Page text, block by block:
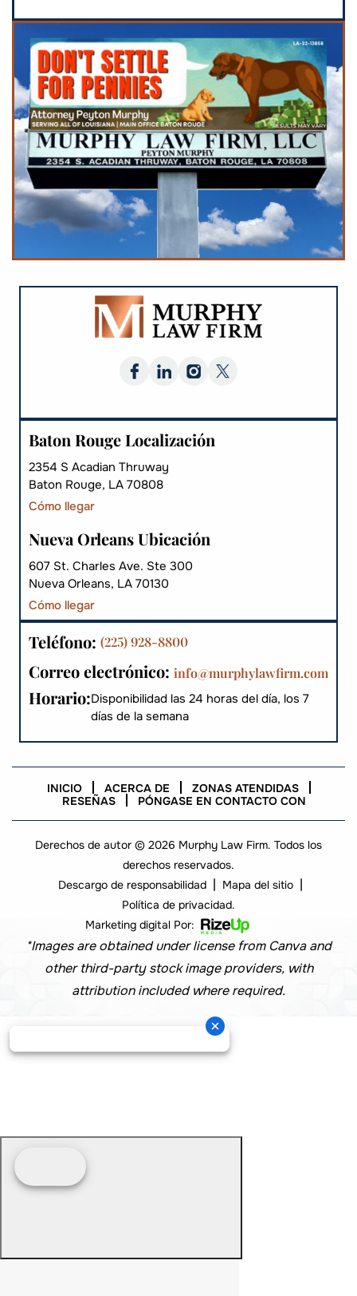
Baton Rouge Localización
2354 S Acadian Thruway
Baton Rouge, LA 70808
Cómo llegar
Nueva Orleans Ubicación
607 St. Charles Ave. Ste 300
Nueva Orleans, LA 70130
Cómo llegar
Teléfono: (225) 928-8800
Correo electrónico: info@murphylawfirm.com
Horario:Disponibilidad las 24 horas del día, los 7
días de la semana
INICIO ACERCA DE
ZONAS ATENDIDAS
RESEÑAS
PÓNGASE EN CONTACTO CON
Derechos de autor © 2026 Murphy Law Firm. Todos los
derechos reservados.
Descargo de responsabilidad | Mapa del sitio |
Política de privacidad.
Marketing digital Por:
*Images are obtained under license from Canva and
other third-party stock image providers, with
attribution included where required.